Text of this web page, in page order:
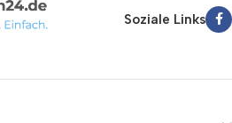
Soziale Links